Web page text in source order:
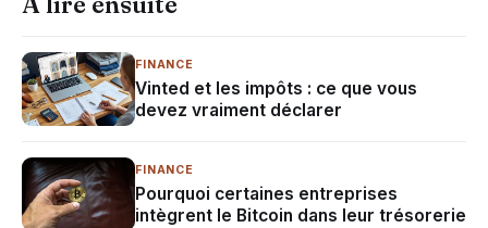
FINANCE
Vinted et les impôts : ce que vous
devez vraiment déclarer
FINANCE
Pourquoi certaines entreprises
intègrent le Bitcoin dans leur trésorerie